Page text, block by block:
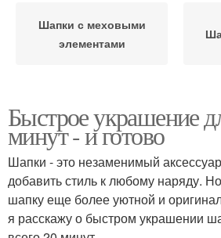
Шапки с меховыми
элементами
Шапки со стразами
Быстрое украшение
минут - и готово
Шапки - это незаменимый
добавить стиль к любому наряду.
шапку еще более уютной и
я расскажу о быстром украшении